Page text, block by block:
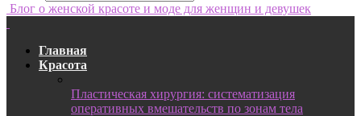
Блог о женской красоте и моде для женщин и девушек
Главная
Красота
Пластическая хирургия: систематизация
оперативных вмешательств по зонам тела